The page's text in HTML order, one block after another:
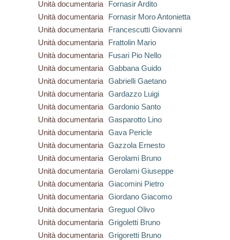
Unità documentaria
Fornasir Ardito
Unità documentaria
Fornasir Moro Antonietta
Unità documentaria
Francescutti Giovanni
Unità documentaria
Frattolin Mario
Unità documentaria
Fusari Pio Nello
Unità documentaria
Gabbana Guido
Unità documentaria
Gabrielli Gaetano
Unità documentaria
Gardazzo Luigi
Unità documentaria
Gardonio Santo
Unità documentaria
Gasparotto Lino
Unità documentaria
Gava Pericle
Unità documentaria
Gazzola Ernesto
Unità documentaria
Gerolami Bruno
Unità documentaria
Gerolami Giuseppe
Unità documentaria
Giacomini Pietro
Unità documentaria
Giordano Giacomo
Unità documentaria
Greguol Olivo
Unità documentaria
Grigoletti Bruno
Unità documentaria
Grigoretti Bruno